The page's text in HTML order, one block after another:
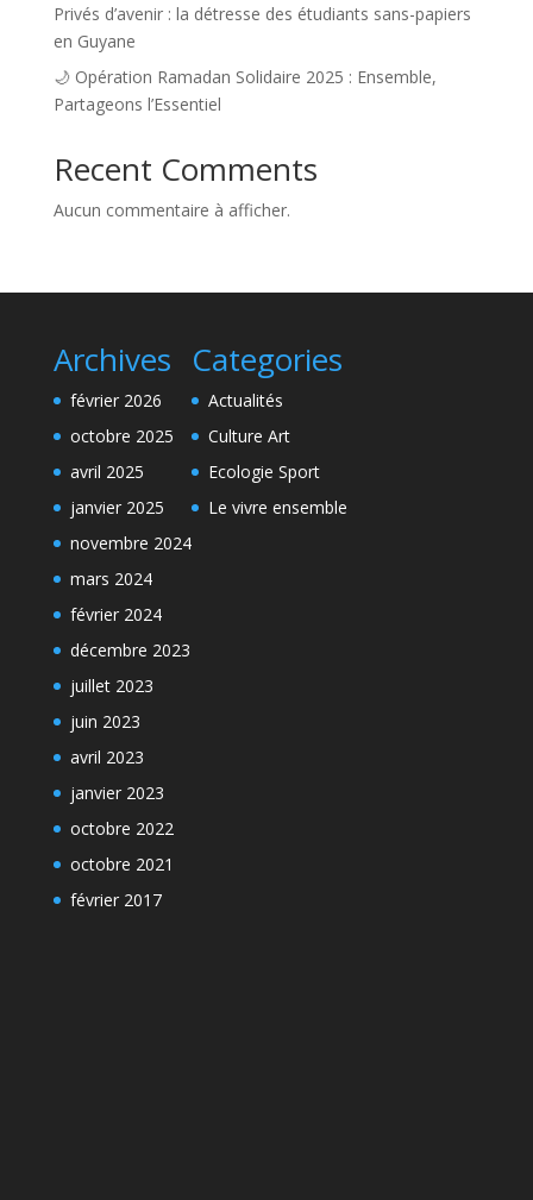
Privés d’avenir : la détresse des étudiants sans-papiers
en Guyane
🌙 Opération Ramadan Solidaire 2025 : Ensemble,
Partageons l’Essentiel
Recent Comments
Aucun commentaire à afficher.
Archives
février 2026
octobre 2025
avril 2025
janvier 2025
novembre 2024
mars 2024
février 2024
décembre 2023
juillet 2023
juin 2023
avril 2023
janvier 2023
octobre 2022
octobre 2021
février 2017
Categories
Actualités
Culture Art
Ecologie Sport
Le vivre ensemble